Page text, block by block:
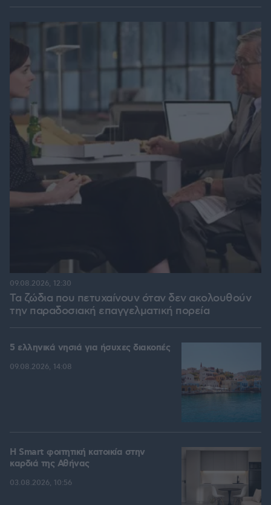
Τα ζώδια που πετυχαίνουν όταν δεν ακολουθούν
την παραδοσιακή επαγγελματική πορεία
09.08.2026, 12:30
5 ελληνικά νησιά για ήσυχες διακοπές
09.08.2026, 14:08
Η Smart φοιτητική κατοικία στην
καρδιά της Αθήνας
03.08.2026, 10:56